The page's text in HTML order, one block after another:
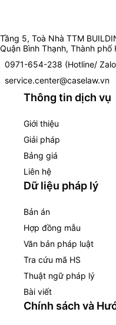
Tầng 5, Toà Nhà TTM
Quận Bình Thạnh, Thành phố
0971-654-238 (Hotline/
service.center@caselaw.vn
Thông tin dịch vụ
Giới thiệu
Giải pháp
Bảng giá
Liên hệ
Dữ liệu pháp lý
Bản án
Hợp đồng mẫu
Văn bản pháp luật
Tra cứu mã HS
Thuật ngữ pháp lý
Bài viết
Chính sách và